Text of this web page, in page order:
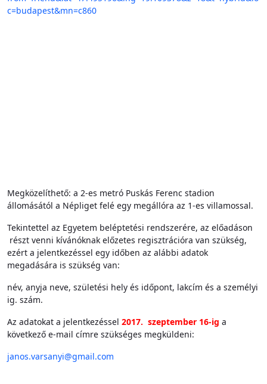
c=budapest&mn=c860
Megközelíthető: a 2-es metró Puskás Ferenc stadion
állomásától a Népliget felé egy megállóra az 1-es villamossal.
Tekintettel az Egyetem beléptetési rendszerére, az előadáson
részt venni kívánóknak előzetes regisztrációra van szükség,
ezért a jelentkezéssel egy időben az alábbi adatok
megadására is szükség van:
név, anyja neve, születési hely és időpont, lakcím és a személyi
ig. szám.
Az adatokat a jelentkezéssel 2017. szeptember 16-ig a
következő e-mail címre szükséges megküldeni:
janos.varsanyi@gmail.com